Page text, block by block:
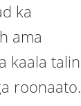
ka
ama
kaala talin
roonaato.